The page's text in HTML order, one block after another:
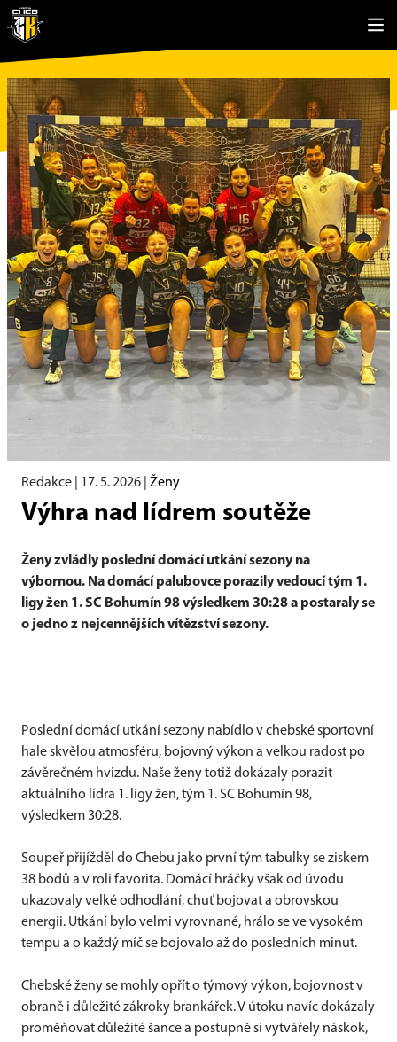
Redakce | 17. 5. 2026 Ženy
Výhra nad lídrem soutěže
Ženy zvládly poslední domácí utkání sezony na
výbornou. Na domácí palubovce porazily vedoucí tým 1.
ligy žen 1. SC Bohumín 98 výsledkem 30:28 a postaraly se
o jedno z nejcennějších vítězství sezony.
Poslední domácí utkání sezony nabídlo v chebské sportovní
hale skvělou atmosféru, bojovný výkon a velkou radost po
závěrečném hvizdu. Naše ženy totiž dokázaly porazit
aktuálního lídra 1. ligy žen, tým 1. SC Bohumín 98,
výsledkem 30:28.
Soupeř přijížděl do Chebu jako první tým tabulky se ziskem
38 bodů a v roli favorita. Domácí hráčky však od úvodu
ukazovaly velké odhodlání, chuť bojovat a obrovskou
energii. Utkání bylo velmi vyrovnané, hrálo se ve vysokém
tempu a o každý míč se bojovalo až do posledních minut.
Chebské ženy se mohly opřít o týmový výkon, bojovnost v
obraně i důležité zákroky brankářek. V útoku navíc dokázaly
proměňovat důležité šance a postupně si vytvářely náskok,